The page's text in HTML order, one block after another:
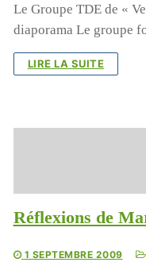
Le Groupe TDE de «
diaporama Le groupe
LIRE LA SUITE
Réflexions de
1 SEPTEMBRE 2009